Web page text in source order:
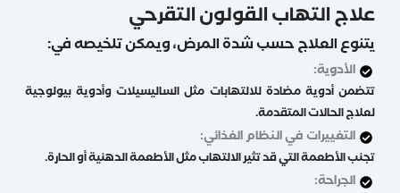
علاج التهاب القولون التقرحي
يتنوع العلاج حسب شدة المرض، ويمكن تلخيصه في:
الأدوية:
تتضمن أدوية مضادة للالتهابات مثل الساليسيلات وأدوية بيولوجية
لعلاج الحالات المتقدمة.
التغييرات في النظام الغذائي:
تجنب الأطعمة التي قد تثير الالتهاب مثل الأطعمة الدهنية أو الحارة.
الجراحة: